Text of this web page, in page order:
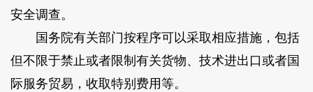
安全调查。
国务院有关部门按程序可以采取相应措施，包括
但不限于禁止或者限制有关货物、技术进出口或者国
际服务贸易，收取特别费用等。